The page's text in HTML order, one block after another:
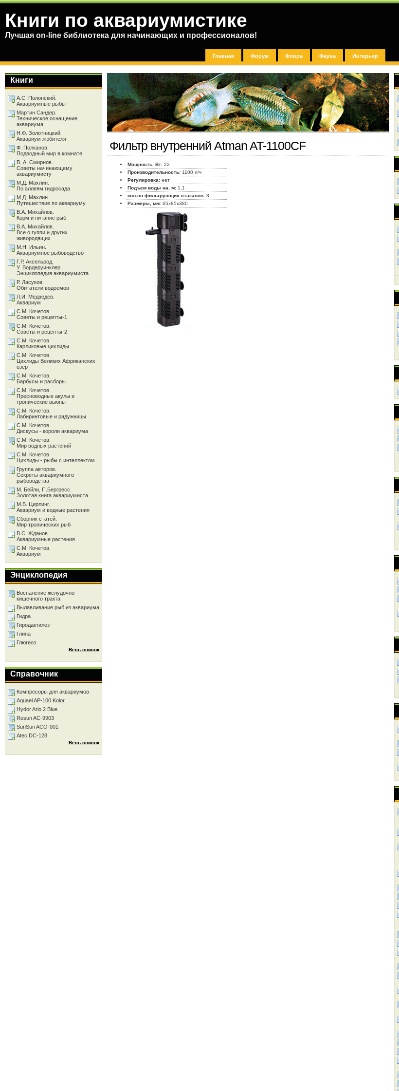
Книги по аквариумистике
Лучшая on-line библиотека для начинающих и профессионалов!
Главная Форум Флора Фауна Интерьер
Фильтр внутренний Atman AT-1100CF
Мощность, Вт: 22
Производительность: 1100 л/ч
Регулировка: нет
Подъем воды на, м: 1,1
кол-во фильтрующих стаканов: 3
Размеры, мм: 65x85x380
Книги
А.С. Полонский.
Аквариумные рыбы
Мартин Сандер.
Техническое оснащение
аквариума
Н.Ф. Золотницкий.
Аквариум любителя
Ф. Полканов.
Подводный мир в комнате
В. А. Смирнов.
Советы начинающему
аквариумисту
М.Д. Махлин.
По аллеям гидросада
М.Д. Махлин.
Путешествие по аквариуму
В.А. Михайлов.
Корм и питание рыб
В.А. Михайлов.
Все о гуппи и других
живородящих
М.Н. Ильин.
Аквариумное рыбоводство
Г.Р. Аксельрод,
У. Вордеруинклер.
Энциклопедия аквариумиста
Р. Ласуков.
Обитатели водоемов
Л.И. Медведев.
Аквариум
С.М. Кочетов.
Советы и рецепты-1
С.М. Кочетов.
Советы и рецепты-2
С.М. Кочетов.
Карликовые цихлиды
С.М. Кочетов.
Цихлиды Великих Африканских
озер
С.М. Кочетов.
Барбусы и расборы
С.М. Кочетов.
Пресноводные акулы и
тропические вьюны
С.М. Кочетов.
Лабиринтовые и радужницы
С.М. Кочетов.
Дискусы - короли аквариума
С.М. Кочетов.
Мир водных растений
С.М. Кочетов.
Цихлиды - рыбы с интеллектом
Группа авторов.
Секреты аквариумного
рыбоводства
М. Бейли, П.Бергресс.
Золотая книга аквариумиста
М.Б. Цирлинг.
Аквариум и водные растения
Сборник статей.
Мир тропических рыб
В.С. Жданов.
Аквариумные растения
С.М. Кочетов.
Аквариум
Энциклопедия
Воспаление желудочно-
кишечного тракта
Вылавливание рыб из аквариума
Гидра
Гиродактилез
Глина
Глюгеоз
Весь список
Справочник
Компресоры для аквариумов
Aquael AP-100 Kolor
Hydor Ario 2 Blue
Resun AC-9903
SunSun ACO-001
Atec DC-128
Весь список